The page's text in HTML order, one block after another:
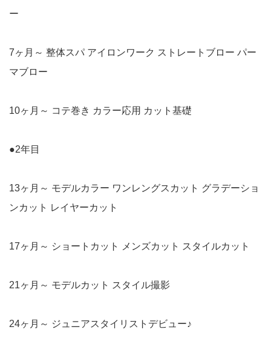
ー
7ヶ月～ 整体スパ アイロンワーク ストレートブロー パー
マブロー
10ヶ月～ コテ巻き カラー応用 カット基礎
●2年目
13ヶ月～ モデルカラー ワンレングスカット グラデーショ
ンカット レイヤーカット
17ヶ月～ ショートカット メンズカット スタイルカット
21ヶ月～ モデルカット スタイル撮影
24ヶ月～ ジュニアスタイリストデビュー♪